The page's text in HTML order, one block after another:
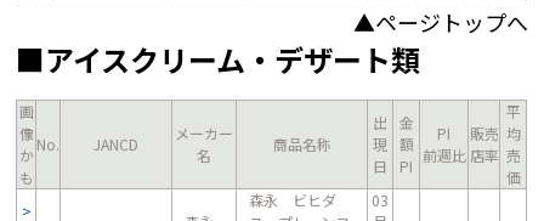
▲ページトップへ
■アイスクリーム・デザート類
画
像
か
も
No. JANCD
メーカー
名
商品名称
出
現
日
金
額
PI
PI
前週比
販売
店率
平
均
売
価
森永 ビヒダ
03